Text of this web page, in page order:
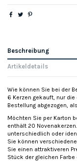
Beschreibung
Artikeldetails
Wie können Sie bei der
6 Kerzen gekauft, nur
Bestellung abgezogen,
Möchten Sie per Karton
enthält 20
unterschiedlich oder
Sie können
Sie einen attraktiveren
Stück der gleichen Farbe